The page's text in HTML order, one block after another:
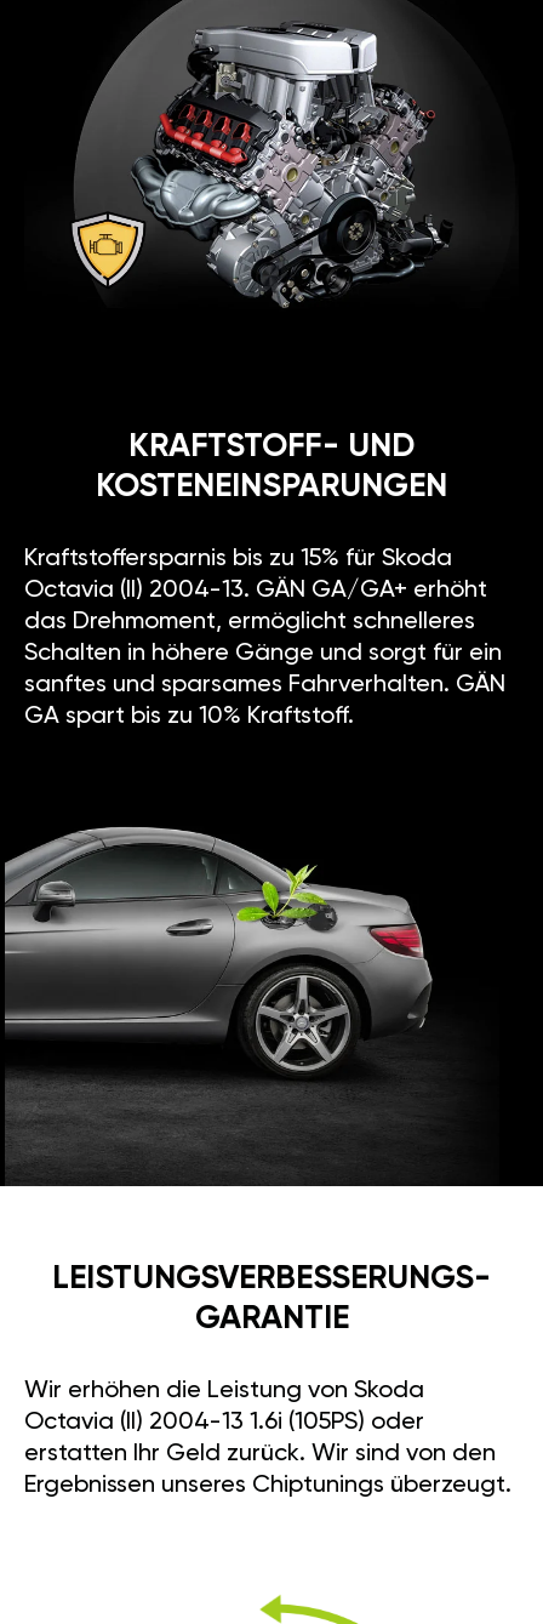
KRAFTSTOFF- UND
KOSTENEINSPARUNGEN
Kraftstoffersparnis bis zu 15% für Skoda
Octavia (II) 2004-13. GÄN GA/GA+ erhöht
das Drehmoment, ermöglicht schnelleres
Schalten in höhere Gänge und sorgt für ein
sanftes und sparsames Fahrverhalten. GÄN
GA spart bis zu 10% Kraftstoff.
LEISTUNGSVERBESSE­RUNGS­
GARANTIE
Wir erhöhen die Leistung von Skoda
Octavia (II) 2004-13 1.6i (105PS) oder
erstatten Ihr Geld zurück. Wir sind von den
Ergebnissen unseres Chiptunings überzeugt.